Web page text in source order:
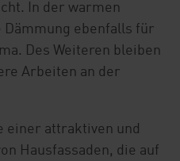
In der warmen
ebenfalls für
Des Weiteren bleiben
Arbeiten an der
einer attraktiven und
Hausfassaden, die auf